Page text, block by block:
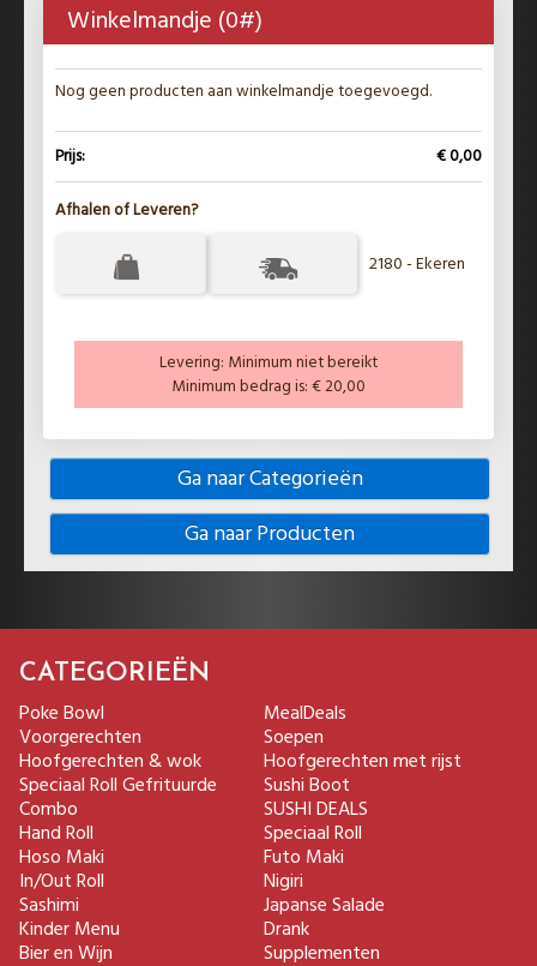
Winkelmandje (0#)
Nog geen producten aan winkelmandje toegevoegd.
Prijs: € 0,00
Afhalen of Leveren?
2180 - Ekeren
Levering: Minimum niet bereikt
Minimum bedrag is:€ 20,00
Ga naar Categorieën
Ga naar Producten
CATEGORIEËN
Poke Bowl MealDeals
Voorgerechten Soepen
Hoofgerechten & wok Hoofgerechten met rijst
Speciaal Roll Gefrituurde Sushi Boot
Combo SUSHI DEALS
Hand Roll Speciaal Roll
Hoso Maki Futo Maki
In/Out Roll Nigiri
Sashimi Japanse Salade
Kinder Menu Drank
Bier en Wijn Supplementen